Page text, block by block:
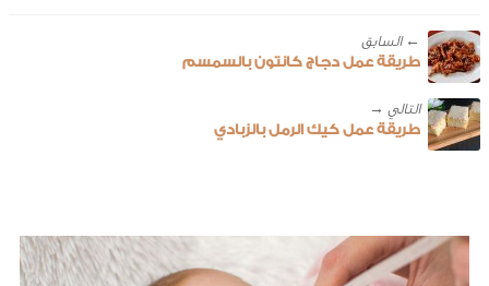
← ‎السابق
طريقة عمل دجاج كانتون بالسمسم
طريقة عمل كيك الرمل بالزبادي